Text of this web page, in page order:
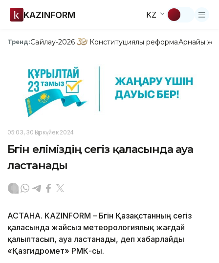
KAZINFORM KZ
Тренд:Сайлау-2026 Конституциялық реформаАрнайы
05:03, 30 Қыркүйек 2024
Бүгін еліміздің сегіз қаласында ауа
ластанады
АСТАНА. KAZINFORM – Бүгін Қазақстанның сегіз
қаласында жайсыз метеорологиялық жағдай
қалыптасып, ауа ластанады, деп хабарлайды
«Қазгидромет» РМК-сы.